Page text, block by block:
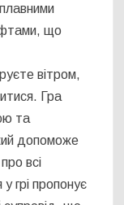
що
вітром,
Гра
та
допоможе
всі
грі пропонує